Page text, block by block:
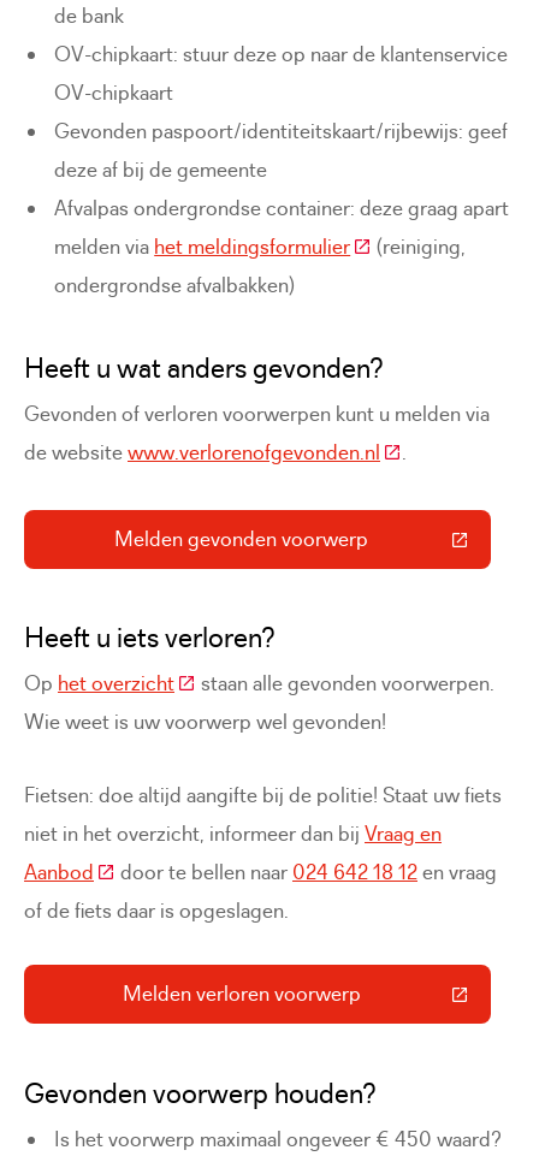
de bank
OV-chipkaart: stuur deze op naar de klantenservice
OV-chipkaart
Gevonden paspoort/identiteitskaart/rijbewijs: geef
deze af bij de gemeente
Afvalpas ondergrondse container: deze graag apart
melden via het meldingsformulier(Deze link gaat naar
(reiniging,
ondergrondse afvalbakken)
Heeft u wat anders gevonden?
Gevonden of verloren voorwerpen kunt u melden via
de websitewww.verlorenofgevonden.nl (Deze link gaat
.
Melden gevonden voorwerp(Deze link gaat naar een externe
Heeft u iets verloren?
Op het overzicht(Deze link gaat naar een externe website)
staan alle gevonden voorwerpen.
Wie weet is uw voorwerp wel gevonden!
Fietsen: doe altijd aangifte bij de politie! Staat uw fiets
niet in het overzicht, informeer dan bij Vraag en
Aanbod (Deze link gaat naar een externe website)
door te bellen naar 024 642 18 12en vraag
of de fiets daar is opgeslagen.
Melden verloren voorwerp(Deze link gaat naar een externe
Gevonden voorwerp houden?
Is het voorwerp maximaal ongeveer € 450 waard?